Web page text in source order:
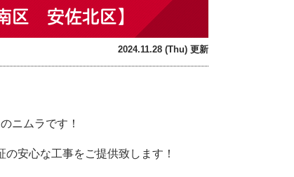
区 安佐北区】
2024.11.28 (Thu) 更新
ニムラです！
安心な工事をご提供致します！